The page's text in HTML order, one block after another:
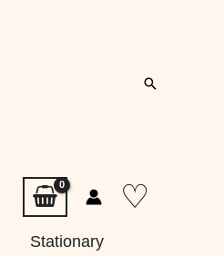
Zoeken
♡
Stationary